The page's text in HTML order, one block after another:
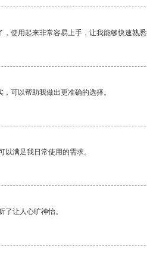
使用起来非常容易上手，让我能够快速熟
可以帮助我做出更准确的选择。
以满足我日常使用的需求。
了让人心旷神怡。